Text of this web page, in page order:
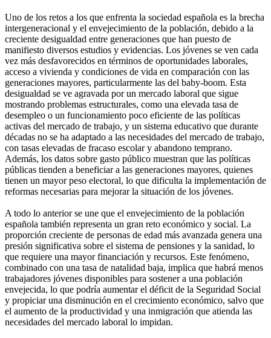
Uno de los retos a los que enfrenta la sociedad española es la brecha
intergeneracional y el envejecimiento de la población, debido a la
creciente desigualdad entre generaciones que han puesto de
manifiesto diversos estudios y evidencias. Los jóvenes se ven cada
vez más desfavorecidos en términos de oportunidades laborales,
acceso a vivienda y condiciones de vida en comparación con las
generaciones mayores, particularmente las del baby-boom. Esta
desigualdad se ve agravada por un mercado laboral que sigue
mostrando problemas estructurales, como una elevada tasa de
desempleo o un funcionamiento poco eficiente de las políticas
activas del mercado de trabajo, y un sistema educativo que durante
décadas no se ha adaptado a las necesidades del mercado de trabajo,
con tasas elevadas de fracaso escolar y abandono temprano.
Además, los datos sobre gasto público muestran que las políticas
públicas tienden a beneficiar a las generaciones mayores, quienes
tienen un mayor peso electoral, lo que dificulta la implementación de
reformas necesarias para mejorar la situación de los jóvenes.
A todo lo anterior se une que el envejecimiento de la población
española también representa un gran reto económico y social. La
proporción creciente de personas de edad más avanzada genera una
presión significativa sobre el sistema de pensiones y la sanidad, lo
que requiere una mayor financiación y recursos. Este fenómeno,
combinado con una tasa de natalidad baja, implica que habrá menos
trabajadores jóvenes disponibles para sostener a una población
envejecida, lo que podría aumentar el déficit de la Seguridad Social
y propiciar una disminución en el crecimiento económico, salvo que
el aumento de la productividad y una inmigración que atienda las
necesidades del mercado laboral lo impidan.